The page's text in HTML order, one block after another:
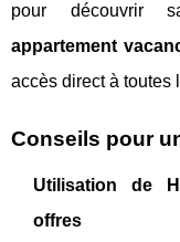
pour découvrir
appartement
accès direct à toutes
Conseils pour
Utilisation de
offres